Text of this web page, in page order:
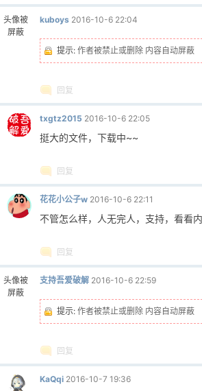
头像被
屏蔽
kuboys 2016-10-6 22:04
提示: 作者被禁止或删除 内容自动屏蔽
回复
txgtz2015 2016-10-6 22:05
挺大的文件，下载中~~
回复
花花小公子w 2016-10-6 22:11
不管怎么样，人无完人，支持，看看
回复
头像被
屏蔽
支持吾爱破解 2016-10-6 22:59
提示: 作者被禁止或删除 内容自动屏蔽
回复
KaQqi 2016-10-7 19:36